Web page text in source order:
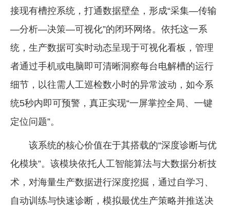
接现有槽控系统，打通数据壁垒，形成“采集—传输
—分析—决策—可视化”的闭环网络。依托这一系
统，生产数据可实时动态呈现于可视化看板，管理
者通过手机或电脑即可清晰洞察每台电解槽的运行
细节，以往需人工巡检数小时的异常波动，如今系
统5秒内即可预警，真正实现“一屏掌控全局、一键
定位问题”。
该系统的核心价值在于其搭载的“深度诊断与优
化模块”。该模块依托人工智能算法与大数据分析技
术，对海量生产数据进行深度挖掘，通过自学习、
自动训练与快速诊断，模拟最优生产策略并推送决